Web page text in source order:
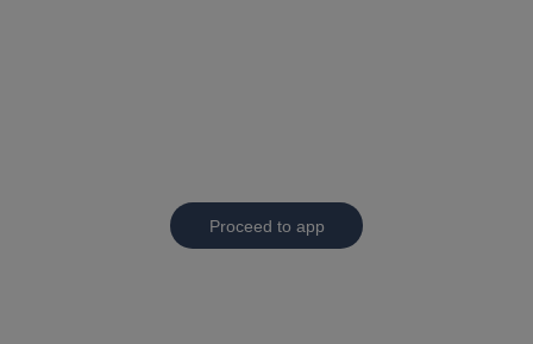
Proceed to app